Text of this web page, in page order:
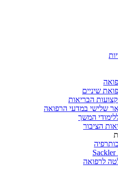
שיניים
הבריאות
שלישי במדעי הרפואה
המשך
הציבור
לרפואה